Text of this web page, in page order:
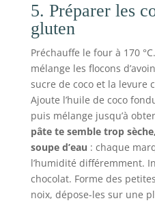
5. Préparer les
gluten
Préchauffe le four à 170
mélange les flocons
sucre de coco et la levure
Ajoute l’huile de coco
puis mélange jusqu’à
pâte te semble trop
soupe d’eau : chaque
l’humidité différemment.
chocolat. Forme des
noix, dépose-les sur une